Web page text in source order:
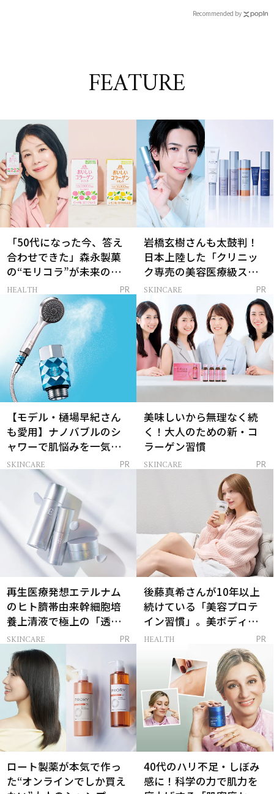
Recommended by
FEATURE
「50代になった今、答え
合わせできた」森永製菓
の“モリコラ”が未来のキ
レイを連れてくる！
HEALTH PR
岩橋玄樹さんも太鼓判！
日本上陸した「クリニッ
ク専売の美容医療級スキ
ンケア」
SKINCARE PR
【モデル・樋場早紀さん
も愛用】ナノバブルのシ
ャワーで肌悩みを一気に
解決
SKINCARE PR
美味しいから無理なく続
く！大人のための新・コ
ラーゲン習慣
SKINCARE PR
再生医療発想エテルナム
のヒト臍帯由来幹細胞培
養上清液で極上の「透明
感ハリ肌」へ
SKINCARE PR
後藤真希さんが10年以上
続けている「美容プロテ
イン習慣」。美ボディを
支える朝ルーティンと
HEALTH PR
ロート製薬が本気で作っ
た“オンラインでしか買え
40代のハリ不足・しぼみ
感に！科学の力で肌力を